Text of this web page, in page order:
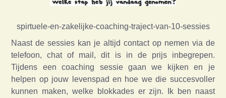
spirtuele-en-zakelijke-coaching-traject-van-10-sessies
Naast de sessies kan je altijd contact op nemen via de
telefoon, chat of mail, dit is in de prijs inbegrepen.
Tijdens een coaching sessie gaan we kijken en je
helpen op jouw levenspad en hoe we die succesvoller
kunnen maken, welke blokkades er zijn. Ik ben naast